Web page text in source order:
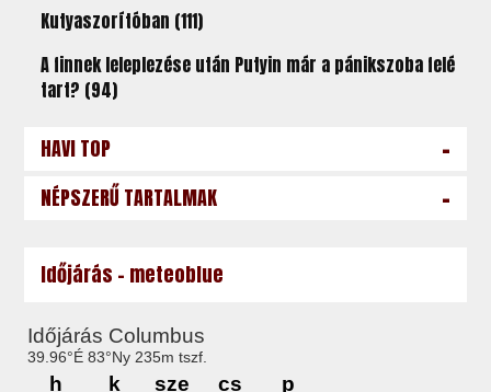
Kutyaszorítóban (111)
A finnek leleplezése után Putyin már a pánikszoba felé
tart? (94)
HAVI TOP -
NÉPSZERŰ TARTALMAK -
Időjárás - meteoblue